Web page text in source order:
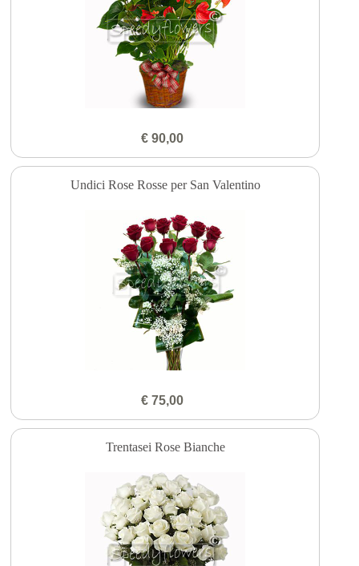
€ 90,00
Undici Rose Rosse per San Valentino
€ 75,00
Trentasei Rose Bianche